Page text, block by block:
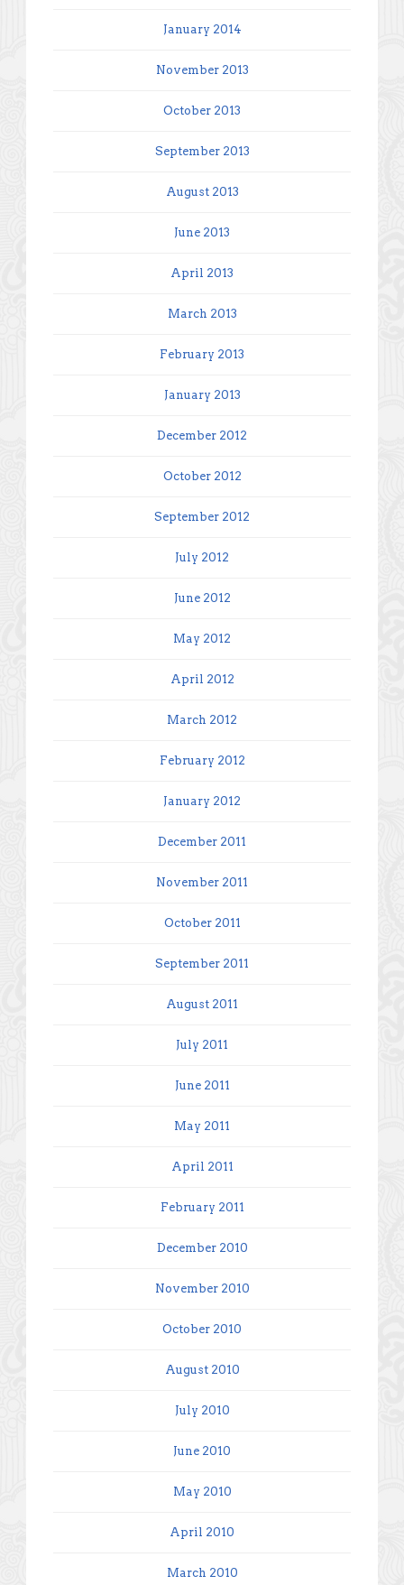
January 2014
November 2013
October 2013
September 2013
August 2013
June 2013
April 2013
March 2013
February 2013
January 2013
December 2012
October 2012
September 2012
July 2012
June 2012
May 2012
April 2012
March 2012
February 2012
January 2012
December 2011
November 2011
October 2011
September 2011
August 2011
July 2011
June 2011
May 2011
April 2011
February 2011
December 2010
November 2010
October 2010
August 2010
July 2010
June 2010
May 2010
April 2010
March 2010